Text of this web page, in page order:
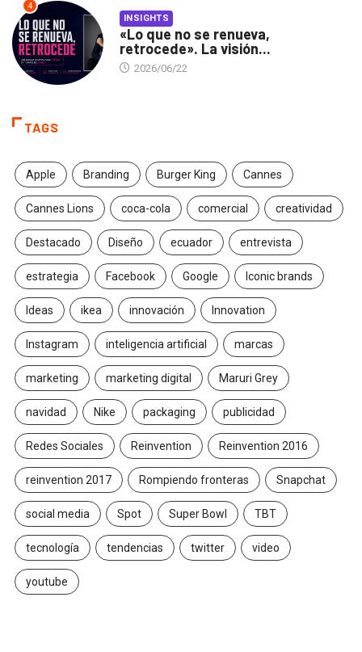
4
INSIGHTS
«Lo que no se renueva,
retrocede». La visión...
2026/06/22
TAGS
Apple Branding Burger King Cannes
Cannes Lions coca-cola comercial creatividad
Destacado Diseño ecuador entrevista
estrategia Facebook Google Iconic brands
Ideas ikea innovación Innovation
Instagram inteligencia artificial marcas
marketing marketing digital Maruri Grey
navidad Nike packaging publicidad
Redes Sociales Reinvention Reinvention 2016
reinvention 2017 Rompiendo fronteras Snapchat
social media Spot Super Bowl TBT
tecnología tendencias twitter video
youtube